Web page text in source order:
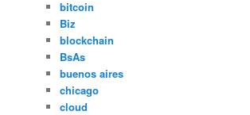
bitcoin
Biz
blockchain
BsAs
buenos aires
chicago
cloud